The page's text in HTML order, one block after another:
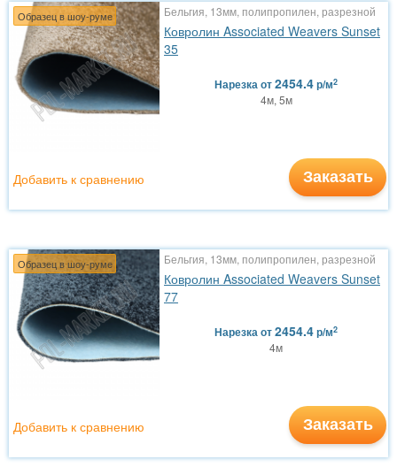
Образец в шоу-руме Бельгия, 13мм, полипропилен, разрезной
Ковролин Associated Weavers Sunset
35
Нарезкаот2454.4р/м2
4м, 5м
Заказать
Добавить к сравнению
Образец в шоу-руме Бельгия, 13мм, полипропилен, разрезной
Ковролин Associated Weavers Sunset
77
Нарезкаот2454.4р/м2
4м
Заказать
Добавить к сравнению